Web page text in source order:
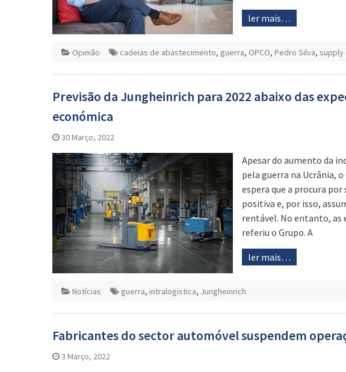
ler mais…
Opinião cadeias de abastecimento, guerra, OPCO, Pedro Silva, supply
Previsão da Jungheinrich para 2022 abaixo das
económica
30 Março, 2022
Apesar do aumento da
pela guerra na Ucrânia,
espera que a procura
positiva e, por isso,
rentável. No entanto, as
referiu o Grupo. A
ler mais…
Notícias guerra, intralogistica, Jungheinrich
Fabricantes do sector automóvel suspendem
3 Março, 2022